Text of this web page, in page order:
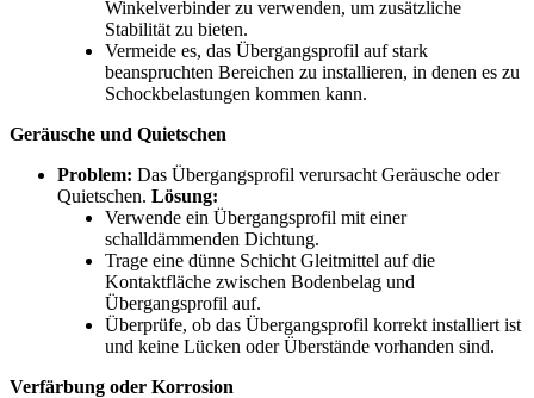
Winkelverbinder zu verwenden, um zusätzliche
Stabilität zu bieten.
Vermeide es, das Übergangsprofil auf stark
beanspruchten Bereichen zu installieren, in denen es zu
Schockbelastungen kommen kann.
Geräusche und Quietschen
Problem: Das Übergangsprofil verursacht Geräusche oder
Quietschen. Lösung:
Verwende ein Übergangsprofil mit einer
schalldämmenden Dichtung.
Trage eine dünne Schicht Gleitmittel auf die
Kontaktfläche zwischen Bodenbelag und
Übergangsprofil auf.
Überprüfe, ob das Übergangsprofil korrekt installiert ist
und keine Lücken oder Überstände vorhanden sind.
Verfärbung oder Korrosion